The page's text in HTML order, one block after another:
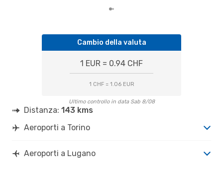
Cambio della valuta
1 EUR = 0.94 CHF
1 CHF = 1.06 EUR
Ultimo controllo in data Sab 8/08
Distanza: 143 kms
Aeroporti a Torino
Aeroporti a Lugano